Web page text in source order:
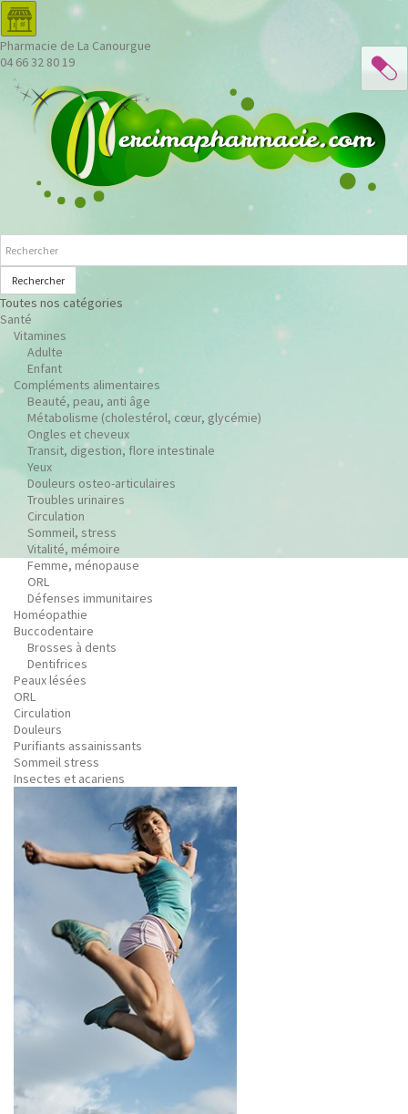
Pharmacie de La Canourgue
04 66 32 80 19
Rechercher
Toutes nos catégories
Santé
Vitamines
Adulte
Enfant
Compléments alimentaires
Beauté, peau, anti âge
Métabolisme (cholestérol, cœur, glycémie)
Ongles et cheveux
Transit, digestion, flore intestinale
Yeux
Douleurs osteo-articulaires
Troubles urinaires
Circulation
Sommeil, stress
Vitalité, mémoire
Femme, ménopause
ORL
Défenses immunitaires
Homéopathie
Buccodentaire
Brosses à dents
Dentifrices
Peaux lésées
ORL
Circulation
Douleurs
Purifiants assainissants
Sommeil stress
Insectes et acariens